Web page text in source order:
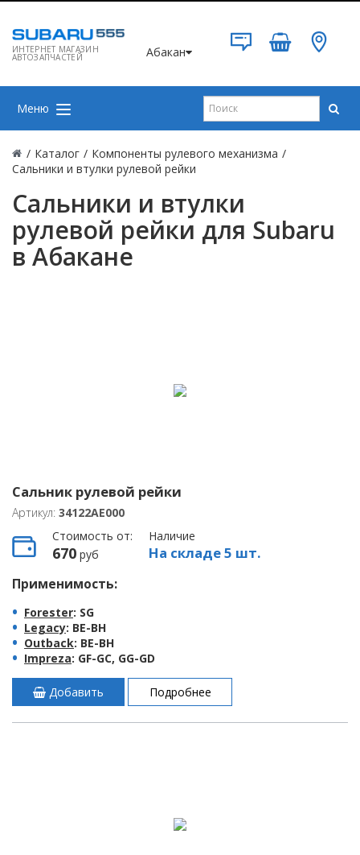
ИНТЕРНЕТ МАГАЗИН
АВТОЗАПЧАСТЕЙ Абакан
Меню
/ Каталог / Компоненты рулевого механизма /
Сальники и втулки рулевой рейки
Сальники и втулки
рулевой рейки для Subaru
в Абакане
Сальник рулевой рейки
Артикул: 34122AE000
Стоимость от:
670 руб
Наличие
На складе 5 шт.
Применимость:
Forester: SG
Legacy: BE-BH
Outback: BE-BH
Impreza: GF-GC, GG-GD
Добавить Подробнее